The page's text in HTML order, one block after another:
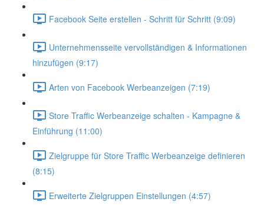
Facebook Seite erstellen - Schritt für Schritt (9:09)
Unternehmensseite vervollständigen & Informationen
hinzufügen (9:17)
Arten von Facebook Werbeanzeigen (7:19)
Store Traffic Werbeanzeige schalten - Kampagne &
Einführung (11:00)
Zielgruppe für Store Traffic Werbeanzeige definieren
(8:15)
Erweiterte Zielgruppen Einstellungen (4:57)